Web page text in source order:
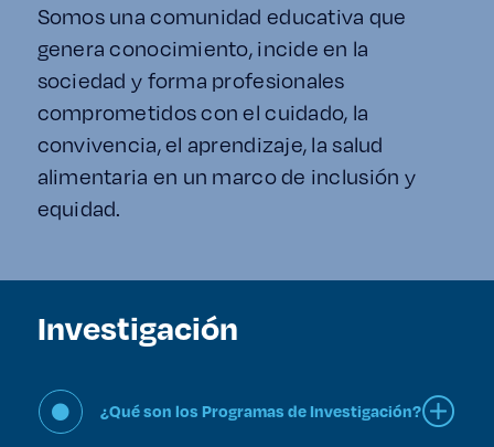
CRUCE
Derecho
Lo más buscado
Derecho
Becas
Somos una comunidad educativa que
genera conocimiento, incide en la
sociedad y forma profesionales
comprometidos con el cuidado, la
convivencia, el aprendizaje, la salud
alimentaria en un marco de inclusión y
equidad.
Investigación
¿Qué son los Programas de Investigación?